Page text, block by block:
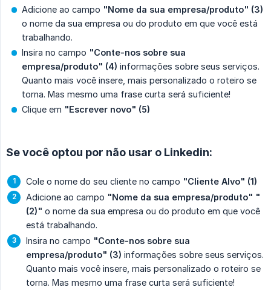
Adicione ao campo "Nome da sua empresa/produto" (3)
o nome da sua empresa ou do produto em que você está
trabalhando.
Insira no campo "Conte-nos sobre sua
empresa/produto" (4) informações sobre seus serviços.
Quanto mais você insere, mais personalizado o roteiro se
torna. Mas mesmo uma frase curta será suficiente!
Clique em "Escrever novo" (5)
Se você optou por não usar o Linkedin:
Cole o nome do seu cliente no campo "Cliente Alvo" (1)
Adicione ao campo "Nome da sua empresa/produto" "
(2)" o nome da sua empresa ou do produto em que você
está trabalhando.
Insira no campo "Conte-nos sobre sua
empresa/produto" (3) informações sobre seus serviços.
Quanto mais você insere, mais personalizado o roteiro se
torna. Mas mesmo uma frase curta será suficiente!